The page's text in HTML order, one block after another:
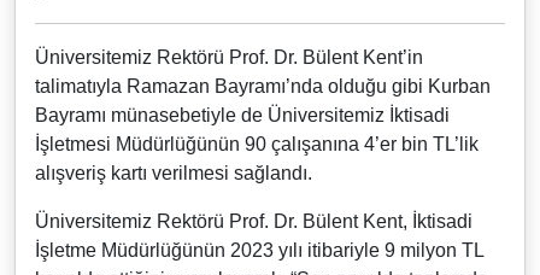
Üniversitemiz Rektörü Prof. Dr. Bülent Kent’in
talimatıyla Ramazan Bayramı’nda olduğu gibi Kurban
Bayramı münasebetiyle de Üniversitemiz İktisadi
İşletmesi Müdürlüğünün 90 çalışanına 4’er bin TL’lik
alışveriş kartı verilmesi sağlandı.
Üniversitemiz Rektörü Prof. Dr. Bülent Kent, İktisadi
İşletme Müdürlüğünün 2023 yılı itibariyle 9 milyon TL